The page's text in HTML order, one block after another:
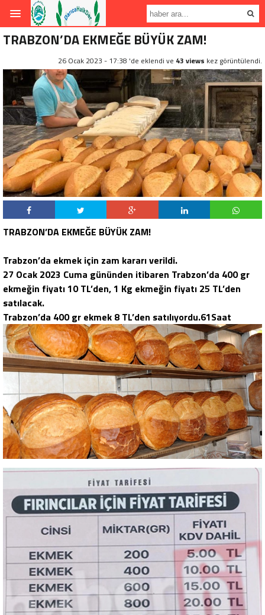
TRABZON’DA EKMEĞE BÜYÜK ZAM!
26 Ocak 2023 - 17:38 'de eklendi ve 43 views kez görüntülendi.
TRABZON’DA EKMEĞE BÜYÜK ZAM!
Trabzon’da ekmek için zam kararı verildi.
27 Ocak 2023 Cuma gününden itibaren Trabzon’da 400 gr
ekmeğin fiyatı 10 TL’den, 1 Kg ekmeğin fiyatı 25 TL’den
satılacak.
Trabzon’da 400 gr ekmek 8 TL’den satılıyordu.61Saat